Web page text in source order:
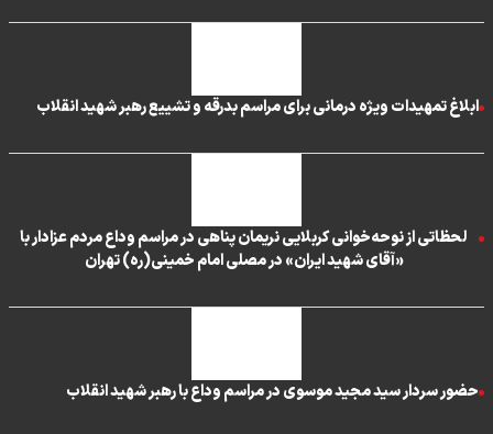
ابلاغ تمهیدات ویژه درمانی برای مراسم بدرقه و تشییع رهبر شهید انقلاب
لحظاتی از نوحه‌خوانی کربلایی نریمان پناهی در مراسم وداع مردم عزادار با
«آقای شهید ایران» در مصلی امام خمینی(ره) تهران
حضور سردار سید مجید موسوی در مراسم وداع با رهبر شهید انقلاب